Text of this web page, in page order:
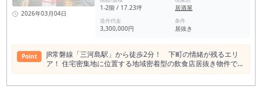
2026年03月04日
1-2階 / 17.23坪 居酒屋
造作代金
3,300,000円
条件
居抜き
Point
JR常磐線「三河島駅」から徒歩2分！ 下町の情緒が残るエリ
ア！ 住宅密集地に位置する地域密着型の飲食店居抜き物件で
す！ 焼き台・換気ダクトなど主要設備完備で、居抜きならでは